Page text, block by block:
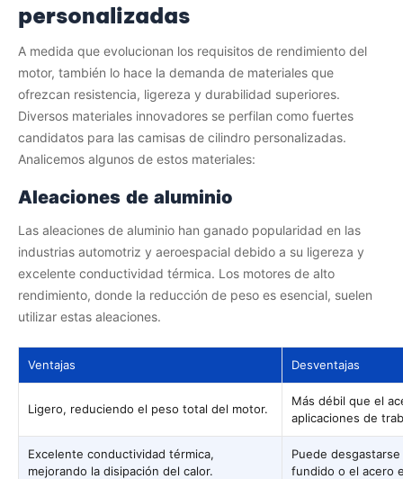
personalizadas
A medida que evolucionan los requisitos de rendimiento del
motor, también lo hace la demanda de materiales que
ofrezcan resistencia, ligereza y durabilidad superiores.
Diversos materiales innovadores se perfilan como fuertes
candidatos para las camisas de cilindro personalizadas.
Analicemos algunos de estos materiales:
Aleaciones de aluminio
Las aleaciones de aluminio han ganado popularidad en las
industrias automotriz y aeroespacial debido a su ligereza y
excelente conductividad térmica. Los motores de alto
rendimiento, donde la reducción de peso es esencial, suelen
utilizar estas aleaciones.
Ventajas Desventajas
Ligero, reduciendo el peso total del motor.
Más débil que el
aplicaciones de
Excelente conductividad térmica,
mejorando la disipación del calor.
Puede
fundido o el acero